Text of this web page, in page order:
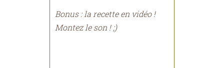
Bonus : la recette en vidéo !
Montez le son ! ;)